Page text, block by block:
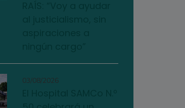
03/08/2026